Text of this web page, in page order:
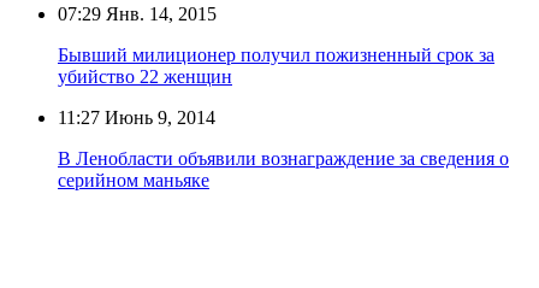
07:29 Янв. 14, 2015
Бывший милиционер получил пожизненный срок за
убийство 22 женщин
11:27 Июнь 9, 2014
В Ленобласти объявили вознаграждение за сведения о
серийном маньяке